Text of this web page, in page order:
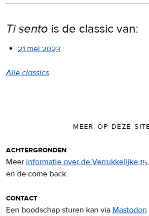
Ti sento is de classic van:
21 mei 2023
Alle classics
MEER OP DEZE
achtergronden
Meer informatie over de Verrukkelijke 15
en de come back.
contact
Een boodschap sturen kan via Mastodon